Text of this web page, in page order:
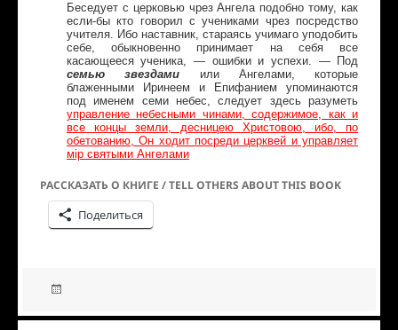
Беседует с церковью чрез Ангела подобно тому, как
если-бы кто говорил с учениками чрез посредство
учителя. Ибо наставник, стараясь учимаго уподобить
себе, обыкновенно принимает на себя все
касающееся ученика, — ошибки и успехи. — Под
семью
звездами или Ангелами, которые
блаженными Иринеем и Епифанием упоминаются
под именем семи небес, следует здесь разуметь
управление небесными чинами, содержимое, как и
все концы земли, десницею Христовою, ибо, по
обетованию, Он ходит посреди церквей и управляет
мiр святыми Ангелами
РАССКАЗАТЬ О КНИГЕ / TELL OTHERS ABOUT THIS BOOK
Поделиться